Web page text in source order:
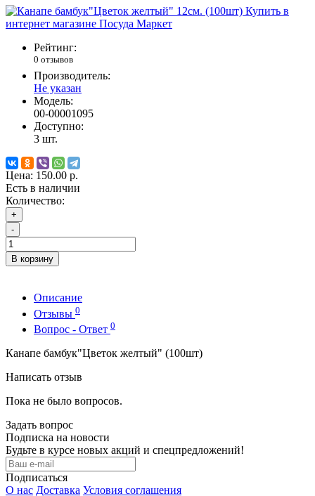
Рейтинг:
0 отзывов
Производитель:
Не указан
Модель:
00-00001095
Доступно:
3 шт.
Цена: 150.00 р.
Есть в наличии
Количество:
+
-
В корзину
Описание
Отзывы 0
Вопрос - Ответ 0
Канапе бамбук"Цветок желтый" (100шт)
Написать отзыв
Пока не было вопросов.
Задать вопрос
Подписка на новости
Будьте в курсе новых акций и спецпредложений!
Подписаться
О нас Доставка Условия соглашения